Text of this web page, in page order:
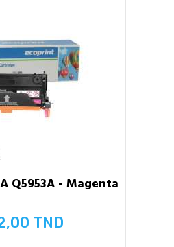
Q5953A - Magenta
Prix
TND